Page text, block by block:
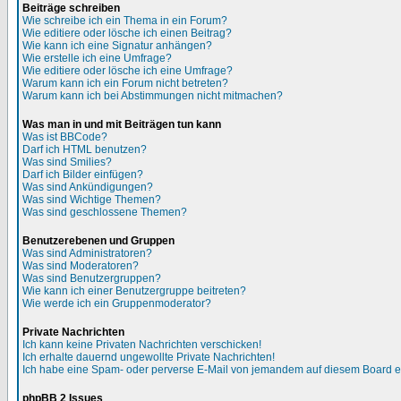
Beiträge schreiben
Wie schreibe ich ein Thema in ein Forum?
Wie editiere oder lösche ich einen Beitrag?
Wie kann ich eine Signatur anhängen?
Wie erstelle ich eine Umfrage?
Wie editiere oder lösche ich eine Umfrage?
Warum kann ich ein Forum nicht betreten?
Warum kann ich bei Abstimmungen nicht mitmachen?
Was man in und mit Beiträgen tun kann
Was ist BBCode?
Darf ich HTML benutzen?
Was sind Smilies?
Darf ich Bilder einfügen?
Was sind Ankündigungen?
Was sind Wichtige Themen?
Was sind geschlossene Themen?
Benutzerebenen und Gruppen
Was sind Administratoren?
Was sind Moderatoren?
Was sind Benutzergruppen?
Wie kann ich einer Benutzergruppe beitreten?
Wie werde ich ein Gruppenmoderator?
Private Nachrichten
Ich kann keine Privaten Nachrichten verschicken!
Ich erhalte dauernd ungewollte Private Nachrichten!
Ich habe eine Spam- oder perverse E-Mail von jemandem auf diesem Board
phpBB 2 Issues